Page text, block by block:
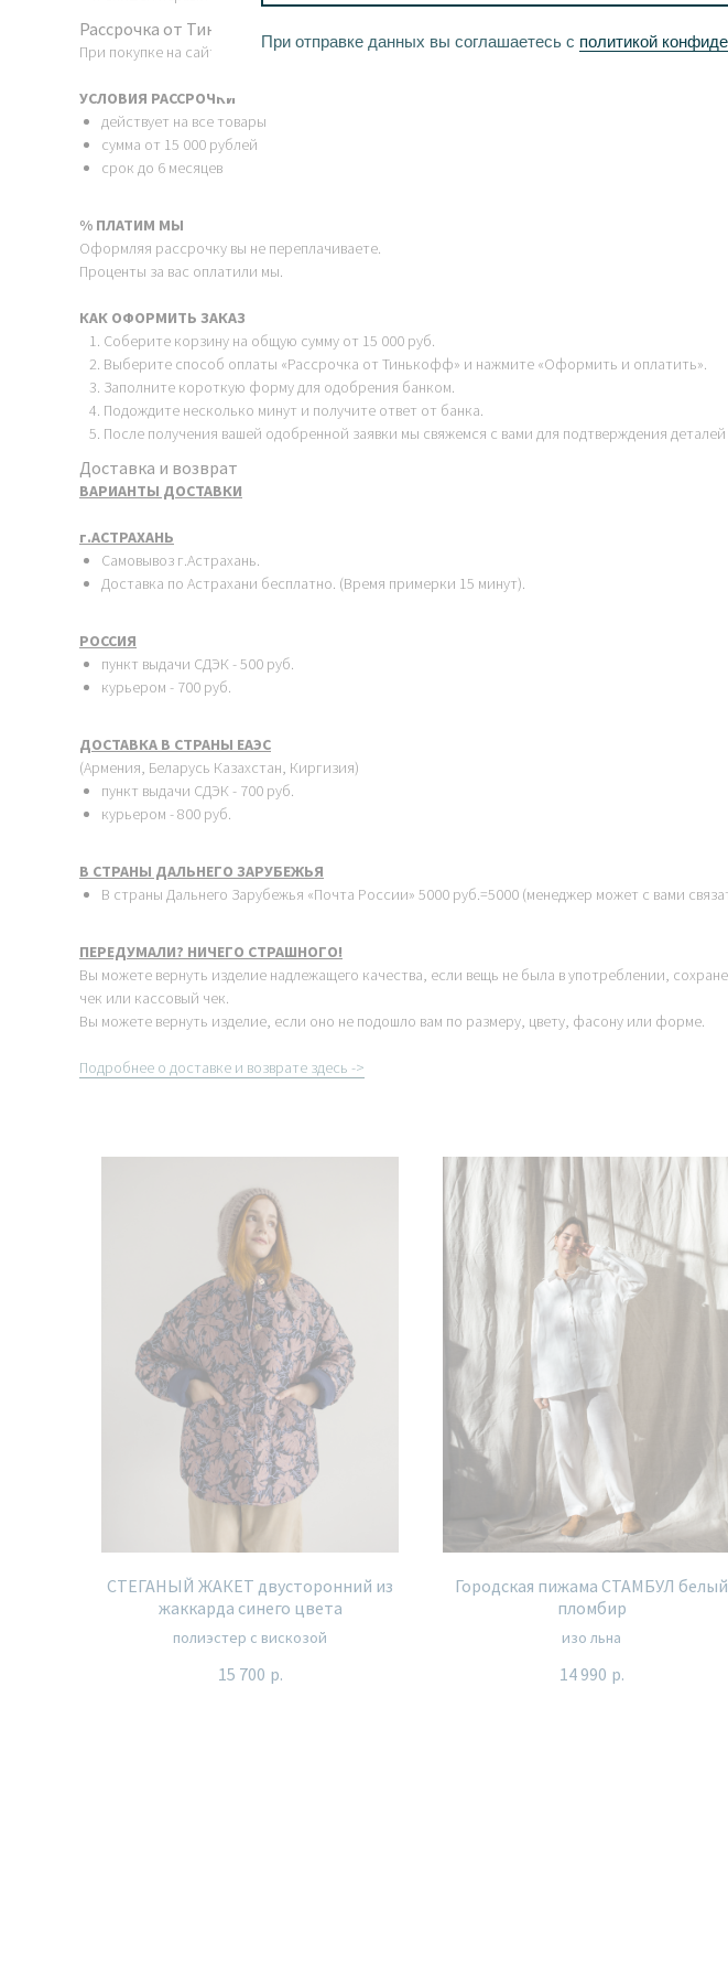
Рассрочка от Тинькофф
При покупке на сайте вы можете оформить беспроцентную рассрочку.
УСЛОВИЯ РАССРОЧКИ
действует на все товары
сумма от 15 000 рублей
срок до 6 месяцев
% ПЛАТИМ МЫ
Оформляя рассрочку вы не переплачиваете.
Проценты за вас оплатили мы.
КАК ОФОРМИТЬ ЗАКАЗ
Соберите корзину на общую сумму от 15 000 руб.
Выберите способ оплаты «Рассрочка от Тинькофф» и нажмите «Оформить и оплатить».
Заполните короткую форму для одобрения банком.
Подождите несколько минут и получите ответ от банка.
После получения вашей одобренной заявки мы свяжемся с вами для подтверждения деталей
Доставка и возврат
ВАРИАНТЫ ДОСТАВКИ
г.АСТРАХАНЬ
Самовывоз г.Астрахань.
Доставка по Астрахани бесплатно. (Время примерки 15 минут).
РОССИЯ
пункт выдачи СДЭК - 500 руб.
курьером - 700 руб.
ДОСТАВКА В СТРАНЫ ЕАЭС
(Армения, Беларусь Казахстан, Киргизия)
пункт выдачи СДЭК - 700 руб.
курьером - 800 руб.
В СТРАНЫ ДАЛЬНЕГО ЗАРУБЕЖЬЯ
В страны Дальнего Зарубежья «Почта России» 5000 руб.=5000 (менеджер может с вами
ПЕРЕДУМАЛИ? НИЧЕГО СТРАШНОГО!
Вы можете вернуть изделие надлежащего качества, если вещь не была в употреблении,
чек или кассовый чек.
Вы можете вернуть изделие, если оно не подошло вам по размеру, цвету, фасону или форме.
Подробнее о доставке и возврате здесь ->
СТЕГАНЫЙ ЖАКЕТ двусторонний из
жаккарда синего цвета
полиэстер с вискозой
15 700 р.
Городская пижама СТАМБУЛ белый
пломбир
изо льна
14 990 р.
При отправке данных вы соглашаетесь с политикой